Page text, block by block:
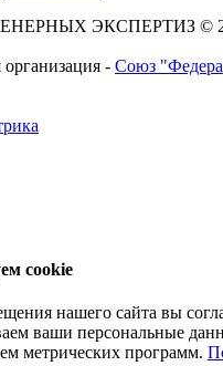
ЭКСПЕРТИЗ ©
- Союз
cookie
нашего сайта вы
ваши персональные
метрических программ.